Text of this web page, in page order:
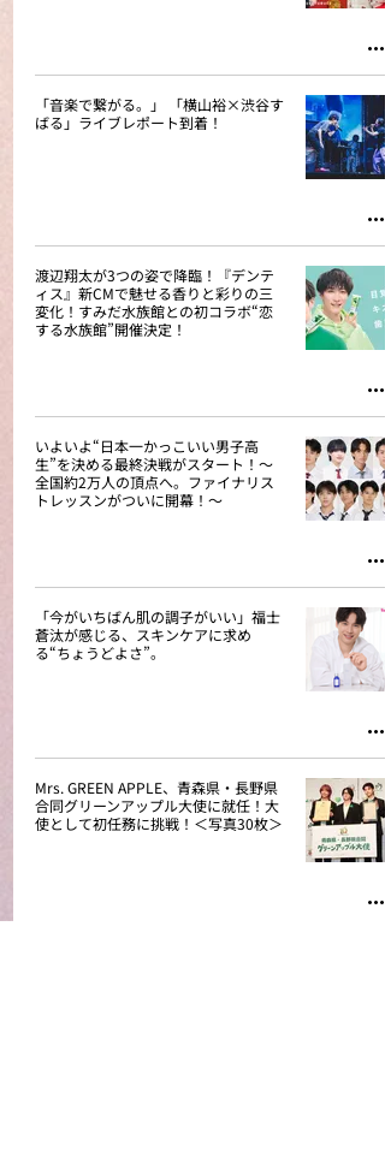
「音楽で繋がる。」 「横山裕×渋谷す
ばる」ライブレポート到着！
渡辺翔太が3つの姿で降臨！『デンテ
ィス』新CMで魅せる香りと彩りの三
変化！すみだ水族館との初コラボ“恋
する水族館”開催決定！
いよいよ“日本一かっこいい男子高
生”を決める最終決戦がスタート！～
全国約2万人の頂点へ。ファイナリス
トレッスンがついに開幕！～
「今がいちばん肌の調子がいい」福士
蒼汰が感じる、スキンケアに求め
る“ちょうどよさ”。
Mrs. GREEN APPLE、青森県・長野県
合同グリーンアップル大使に就任！大
使として初任務に挑戦！＜写真30枚＞